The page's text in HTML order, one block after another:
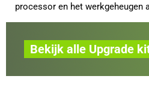
processor en het werkgeheugen
Bekijk alle Upgrade